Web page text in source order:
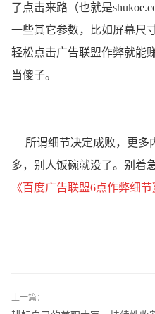
了点击来路（也就是
一些其它参数，比如屏幕尺
轻松点击广告联盟作弊就能
当傻子。
所谓细节决定成败，更多
多，别人饭碗就没了。别着
《百度广告联盟6点作弊细节
上一篇：